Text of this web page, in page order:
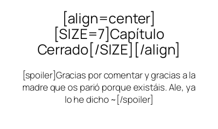
[align=center]
[SIZE=7]Capítulo
Cerrado[/SIZE][/align]
[spoiler]Gracias por comentar y gracias a la
madre que os parió porque existáis. Ale, ya
lo he dicho ~[/spoiler]